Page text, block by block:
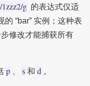
g 的表达式仅适
的 “bar” 实例；这种表
修改才能捕获所有
p s 和 d 。